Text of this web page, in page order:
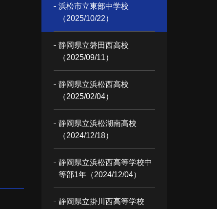
浜松市立東部中学校
（2025/10/22）
静岡県立磐田西高校
（2025/09/11）
静岡県立浜松西高校
（2025/02/04）
静岡県立浜松湖南高校
（2024/12/18）
静岡県立浜松西高等学校中
等部1年（2024/12/04）
静岡県立掛川西高等学校